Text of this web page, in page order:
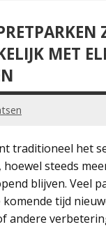
MET
traditioneel het
steeds
blijven. Veel
tijd
andere